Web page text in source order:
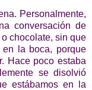
Personalmente,
conversación de
chocolate, sin que
la boca, porque
Hace poco estaba
se disolvió
estábamos en la